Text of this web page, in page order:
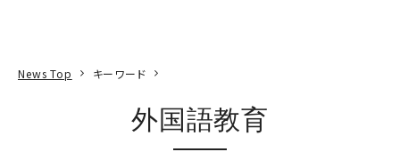
News Top キーワード
外国語教育